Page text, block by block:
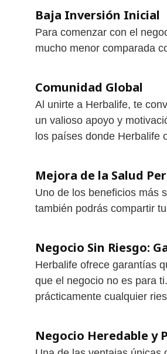
Baja Inversión Inicial
Para comenzar con el
mucho menor comparada
Comunidad Global
Al unirte a Herbalife, te
un valioso apoyo y
los países donde Herbalife
Mejora de la Salud
Uno de los beneficios más
también podrás compartir
Negocio Sin Riesgo:
Herbalife ofrece garantías
que el negocio no es para
prácticamente cualquier
Negocio Heredable y